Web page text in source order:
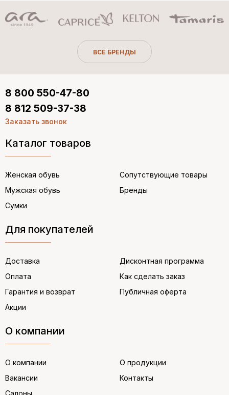
ВСЕ БРЕНДЫ
Каталог товаров
Женская обувь
Мужская обувь
Сумки
Сопутствующие товары
Бренды
Для покупателей
Доставка
Оплата
Гарантия и возврат
Акции
Дисконтная программа
Как сделать заказ
Публичная оферта
О компании
О компании
Вакансии
О продукции
Контакты
8 800 550-47-80
8 812 509-37-38
Заказать звонок